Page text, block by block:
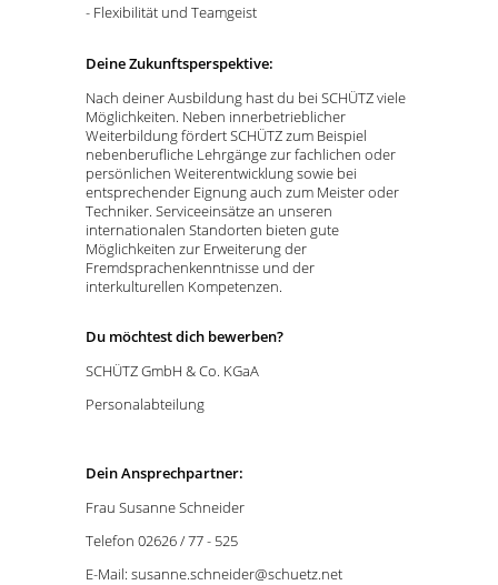
- Flexibilität und Teamgeist
Deine Zukunftsperspektive:
Nach deiner Ausbildung hast du bei SCHÜTZ viele
Möglichkeiten. Neben innerbetrieblicher
Weiterbildung fördert SCHÜTZ zum Beispiel
nebenberufliche Lehrgänge zur fachlichen oder
persönlichen Weiterentwicklung sowie bei
entsprechender Eignung auch zum Meister oder
Techniker. Serviceeinsätze an unseren
internationalen Standorten bieten gute
Möglichkeiten zur Erweiterung der
Fremdsprachenkenntnisse und der
interkulturellen Kompetenzen.
Du möchtest dich bewerben?
SCHÜTZ GmbH & Co. KGaA
Personalabteilung
Dein Ansprechpartner:
Frau Susanne Schneider
Telefon 02626 / 77 - 525
E-Mail: susanne.schneider@schuetz.net